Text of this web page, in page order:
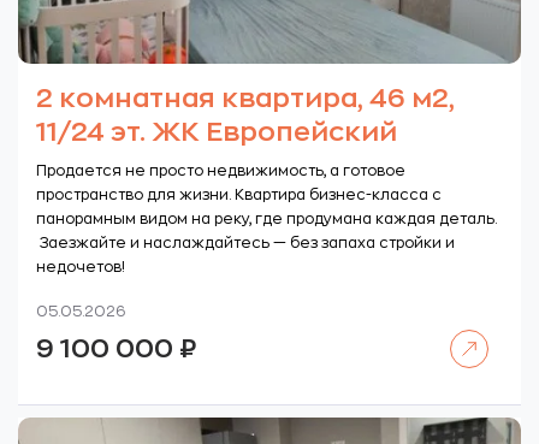
2 комнатная квартира, 46 м2,
11/24 эт. ЖК Европейский
Продается не просто недвижимость, а готовое
пространство для жизни. Квартира бизнес-класса с
панорамным видом на реку, где продумана каждая деталь.
Заезжайте и наслаждайтесь — без запаха стройки и
недочетов!
05.05.2026
9 100 000 ₽